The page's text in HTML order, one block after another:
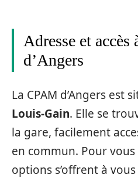
Adresse et
d’Angers
La CPAM d’Angers est
Louis-Gain. Elle se
la gare, facilement
en commun. Pour
options s’offrent à vous